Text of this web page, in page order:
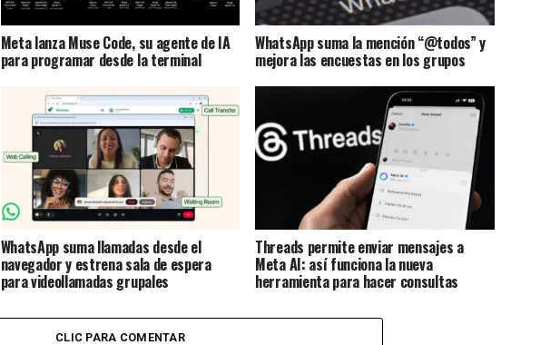
Meta lanza Muse Code, su agente de IA
para programar desde la terminal
WhatsApp suma la mención “@todos” y
mejora las encuestas en los grupos
WhatsApp suma llamadas desde el
navegador y estrena sala de espera
para videollamadas grupales
Threads permite enviar mensajes a
Meta AI: así funciona la nueva
herramienta para hacer consultas
CLIC PARA COMENTAR